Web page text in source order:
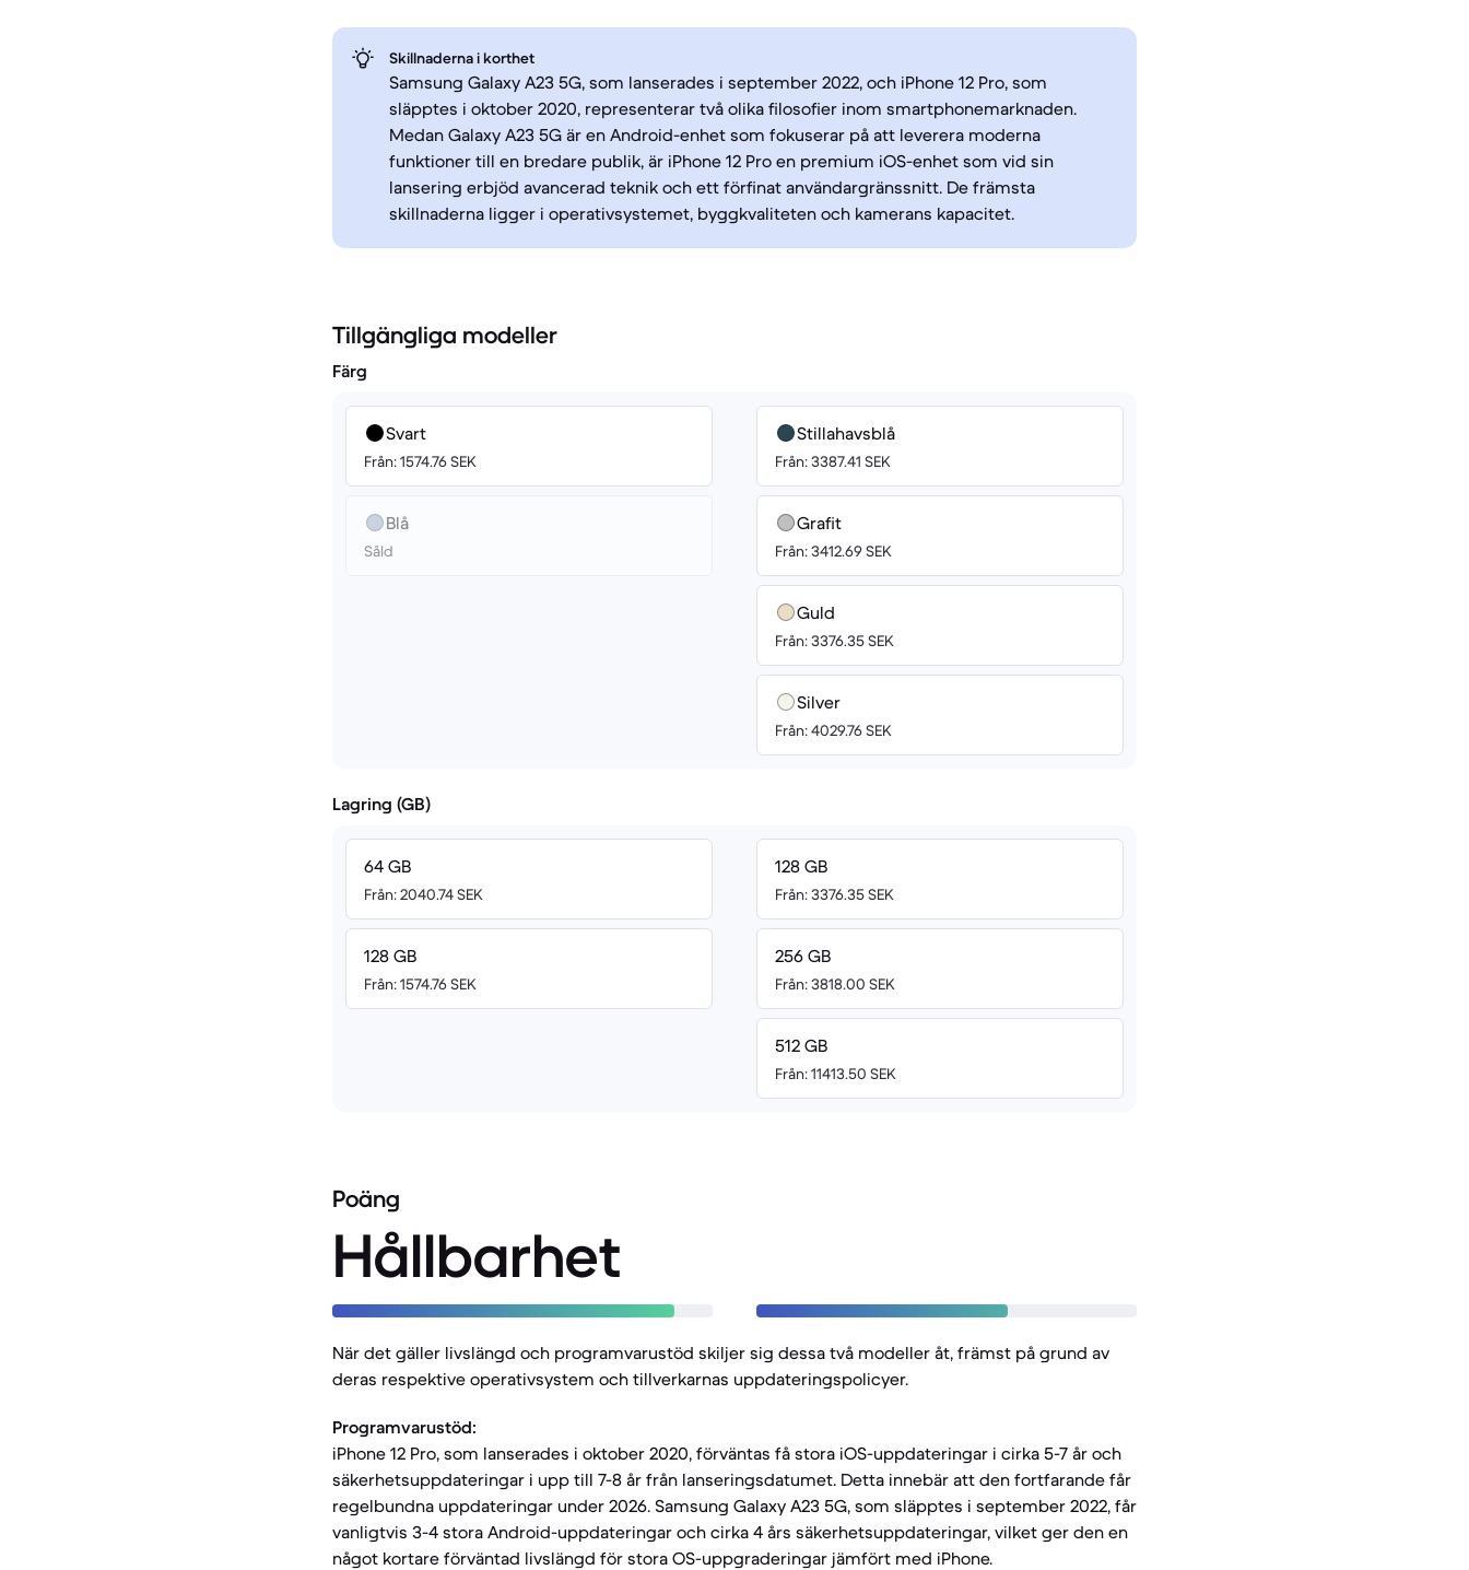
Skillnaderna i korthet
Samsung Galaxy A23 5G, som lanserades i september 2022, och iPhone 12 Pro, som
släpptes i oktober 2020, representerar två olika filosofier inom smartphonemarknaden.
Medan Galaxy A23 5G är en Android-enhet som fokuserar på att leverera moderna
funktioner till en bredare publik, är iPhone 12 Pro en premium iOS-enhet som vid sin
lansering erbjöd avancerad teknik och ett förfinat användargränssnitt. De främsta
skillnaderna ligger i operativsystemet, byggkvaliteten och kamerans kapacitet.
Tillgängliga modeller
Färg
Svart
Från: 1574.76 SEK
Blå
Såld
Stillahavsblå
Från: 3387.41 SEK
Grafit
Från: 3412.69 SEK
Guld
Från: 3376.35 SEK
Silver
Från: 4029.76 SEK
Lagring (GB)
64 GB
Från: 2040.74 SEK
128 GB
Från: 1574.76 SEK
128 GB
Från: 3376.35 SEK
256 GB
Från: 3818.00 SEK
512 GB
Från: 11413.50 SEK
Poäng
Hållbarhet
När det gäller livslängd och programvarustöd skiljer sig dessa två modeller åt, främst på grund av
deras respektive operativsystem och tillverkarnas uppdateringspolicyer.
Programvarustöd:
iPhone 12 Pro, som lanserades i oktober 2020, förväntas få stora iOS-uppdateringar i cirka 5-7 år och
säkerhetsuppdateringar i upp till 7-8 år från lanseringsdatumet. Detta innebär att den fortfarande får
regelbundna uppdateringar under 2026. Samsung Galaxy A23 5G, som släpptes i september 2022, får
vanligtvis 3-4 stora Android-uppdateringar och cirka 4 års säkerhetsuppdateringar, vilket ger den en
något kortare förväntad livslängd för stora OS-uppgraderingar jämfört med iPhone.